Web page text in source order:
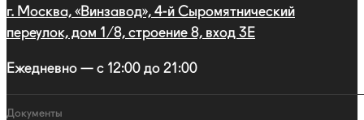
г. Москва, «Винзавод», 4-й Сыромятнический
переулок, дом 1/8, строение 8, вход 3E
Ежедневно — с 12:00 до 21:00
Документы